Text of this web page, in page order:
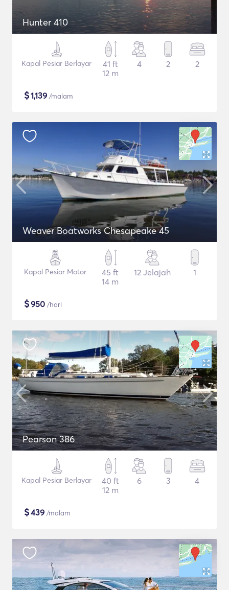
Hunter 410
Kapal Pesiar Berlayar
41 ft
12 m
4 2 2
$1,139 /malam
Weaver Boatworks Chesapeake 45
Kapal Pesiar Motor
45 ft
14 m
12 Jelajah 1
$950 /hari
Pearson 386
Kapal Pesiar Berlayar
40 ft
12 m
6 3 4
$439 /malam